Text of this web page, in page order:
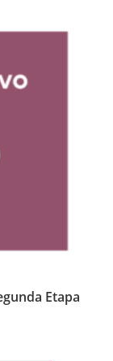
Etapa